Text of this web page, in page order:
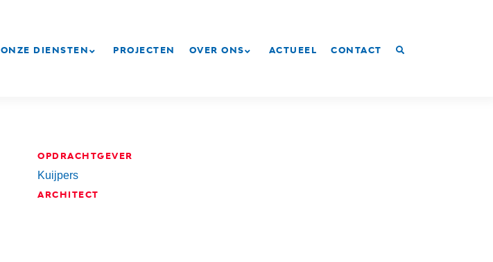
ONZE DIENSTEN PROJECTEN OVER ONS ACTUEEL CONTACT
OPDRACHTGEVER
Kuijpers
ARCHITECT